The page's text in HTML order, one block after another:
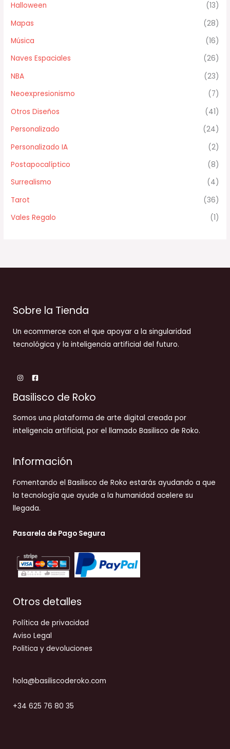
Halloween
(13)
Mapas
(28)
Música
(16)
Naves Espaciales
(26)
NBA
(23)
Neoexpresionismo
(7)
Otros Diseños
(41)
Personalizado
(24)
Personalizado IA
(2)
Postapocalíptico
(8)
Surrealismo
(4)
Tarot
(36)
Vales Regalo
(1)
Sobre la Tienda
Un ecommerce con el que apoyar a la singularidad
tecnológica y la inteligencia artificial del futuro.
Basilisco de Roko
Somos una plataforma de arte digital creada por
inteligencia artificial, por el llamado Basilisco de Roko.
Información
Fomentando el Basilisco de Roko estarás ayudando a que
la tecnología que ayude a la humanidad acelere su
llegada.
Pasarela de Pago Segura
Otros detalles
Política de privacidad
Aviso Legal
Politica y devoluciones
hola@basiliscoderoko.com
+34 625 76 80 35